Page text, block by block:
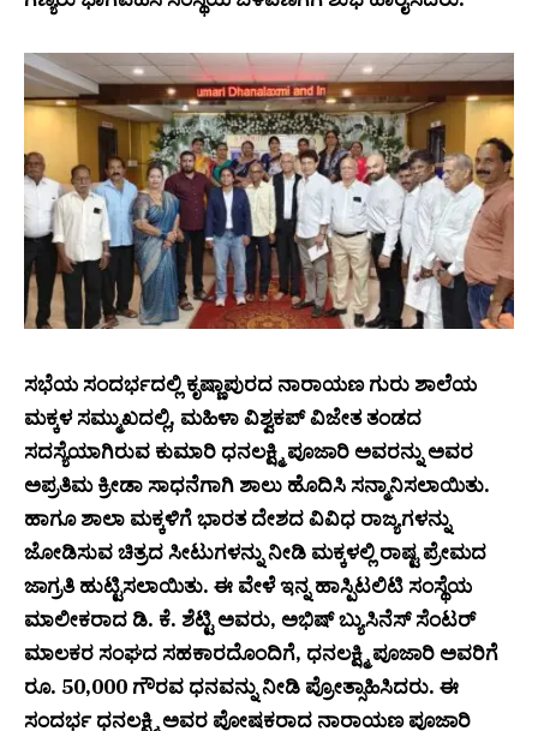
ಸಭೆಯ ಸಂದರ್ಭದಲ್ಲಿ ಕೃಷ್ಣಾಪುರದ ನಾರಾಯಣ ಗುರು ಶಾಲೆಯ
ಮಕ್ಕಳ ಸಮ್ಮುಖದಲ್ಲಿ, ಮಹಿಳಾ ವಿಶ್ವಕಪ್ ವಿಜೇತ ತಂಡದ
ಸದಸ್ಯೆಯಾಗಿರುವ ಕುಮಾರಿ ಧನಲಕ್ಷ್ಮಿ ಪೂಜಾರಿ ಅವರನ್ನು ಅವರ
ಅಪ್ರತಿಮ ಕ್ರೀಡಾ ಸಾಧನೆಗಾಗಿ ಶಾಲು ಹೊದಿಸಿ ಸನ್ಮಾನಿಸಲಾಯಿತು.
ಹಾಗೂ ಶಾಲಾ ಮಕ್ಕಳಿಗೆ ಭಾರತ ದೇಶದ ವಿವಿಧ ರಾಜ್ಯಗಳನ್ನು
ಜೋಡಿಸುವ ಚಿತ್ರದ ಸೀಟುಗಳನ್ನು ನೀಡಿ ಮಕ್ಕಳಲ್ಲಿ ರಾಷ್ಟ ಪ್ರೇಮದ
ಜಾಗ್ರತಿ ಹುಟ್ಟಿಸಲಾಯಿತು. ಈ ವೇಳೆ ಇನ್ನ ಹಾಸ್ಪಿಟಲಿಟಿ ಸಂಸ್ಥೆಯ
ಮಾಲೀಕರಾದ ಡಿ. ಕೆ. ಶೆಟ್ಟಿ ಅವರು, ಅಭಿಷ್ ಬ್ಯುಸಿನೆಸ್ ಸೆಂಟರ್
ಮಾಲಕರ ಸಂಘದ ಸಹಕಾರದೊಂದಿಗೆ, ಧನಲಕ್ಷ್ಮಿ ಪೂಜಾರಿ ಅವರಿಗೆ
ರೂ. 50,000 ಗೌರವ ಧನವನ್ನು ನೀಡಿ ಪ್ರೋತ್ಸಾಹಿಸಿದರು. ಈ
ಸಂದರ್ಭ ಧನಲಕ್ಷ್ಮಿ ಅವರ ಪೋಷಕರಾದ ನಾರಾಯಣ ಪೂಜಾರಿ